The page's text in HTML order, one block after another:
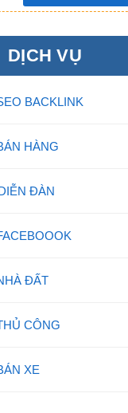
DỊCH VỤ
BACKLINK
HÀNG
ĐÀN
ĐẤT
CÔNG
XE